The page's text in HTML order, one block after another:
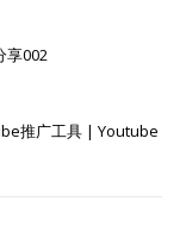
享002
推广工具 | Youtube